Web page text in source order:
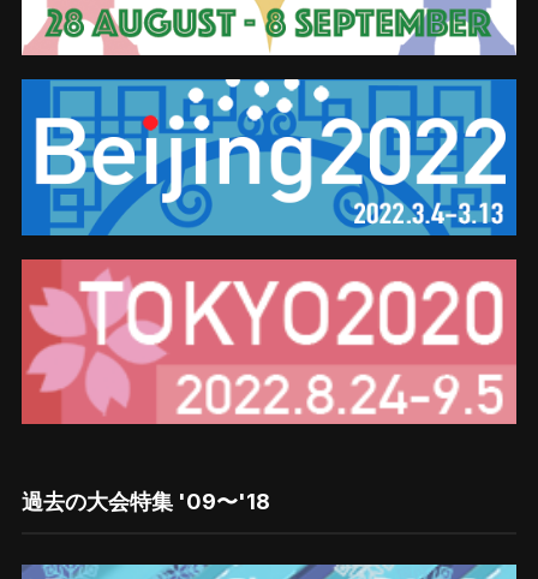
過去の大会特集 '09〜'18